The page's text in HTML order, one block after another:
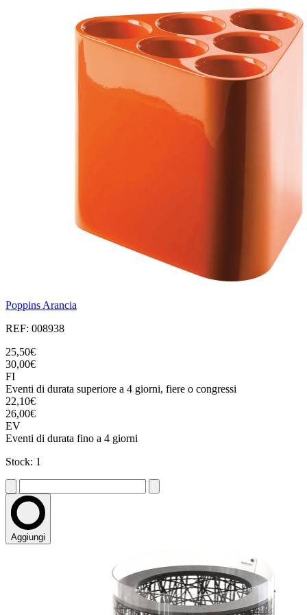
Poppins Arancia
REF: 008938
25,50€
30,00€
FI
Eventi di durata superiore a 4 giorni, fiere o congressi
22,10€
26,00€
EV
Eventi di durata fino a 4 giorni
Stock: 1
Aggiungi